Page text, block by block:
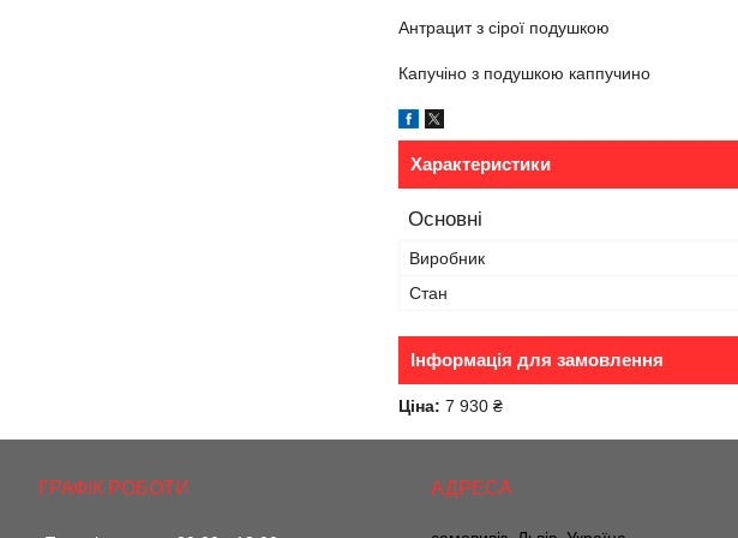
Антрацит з сірої подушкою
Капучіно з подушкою каппучино
Характеристики
Основні
Виробник
Стан
Інформація для замовлення
Ціна: 7 930 ₴
ГРАФІК РОБОТИ